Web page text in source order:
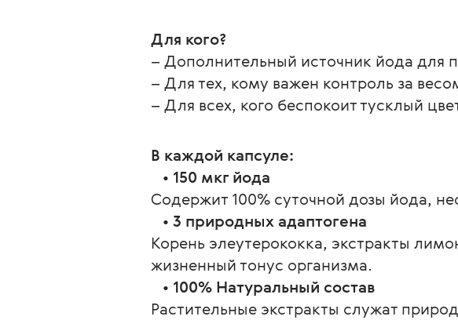
Для кого?
– Дополнительный источник йода для
– Для тех, кому важен контроль за
– Для всех, кого беспокоит тусклый
В каждой капсуле:
• 150 мкг йода
Содержит 100% суточной дозы йода,
• 3 природных адаптогена
Корень элеутерококка, экстракты
жизненный тонус организма.
• 100% Натуральный состав
Растительные экстракты служат